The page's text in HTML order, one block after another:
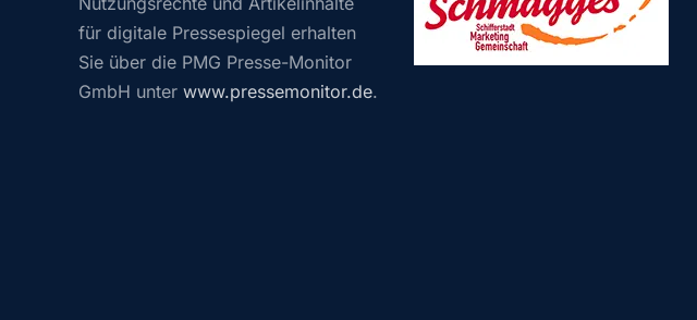
für digitale Pressespiegel erhalten
Sie über die PMG Presse-Monitor
GmbH unter www.pressemonitor.de.